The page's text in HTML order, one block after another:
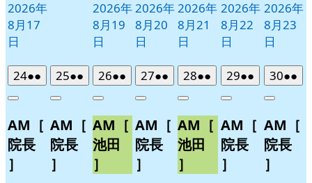
2026年
8月17
日
2026年
8月19
日
2026年
8月20
日
2026年
8月21
日
2026年
8月22
日
2026年
8月23
日
242026
年
月
24
日
●●
件
イ
ベ
ト)
Close
AM［
院長
］
252026
年
月
25
日
●●
件
イ
ベ
ト)
Close
AM［
院長
］
262026
年
月
26
日
●●
件
イ
ベ
ト)
Close
AM［
池田
］
272026
年
月
27
日
●●
件
イ
ベ
ト)
Close
AM［
院長
］
282026
年
月
28
日
●●
件
イ
ベ
ト)
Close
AM［
池田
］
292026
年
月
29
日
●●
件
イ
ベ
ト)
Close
AM［
院長
］
302026
年
月
30
日
●●
件
イ
Close
AM［
院長
］